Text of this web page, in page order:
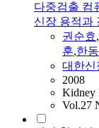
다중검출 컴
신장 용적과
권순효,
훈,한
대한신
2008
Kidney
Vol.27